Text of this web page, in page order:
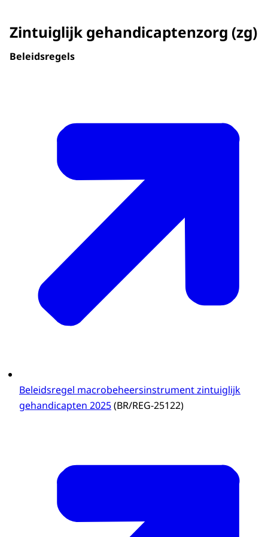
Zintuiglijk gehandicaptenzorg (zg)
Beleidsregels
Beleidsregel macrobeheersinstrument zintuiglijk
gehandicapten 2025(BR/REG-25122)